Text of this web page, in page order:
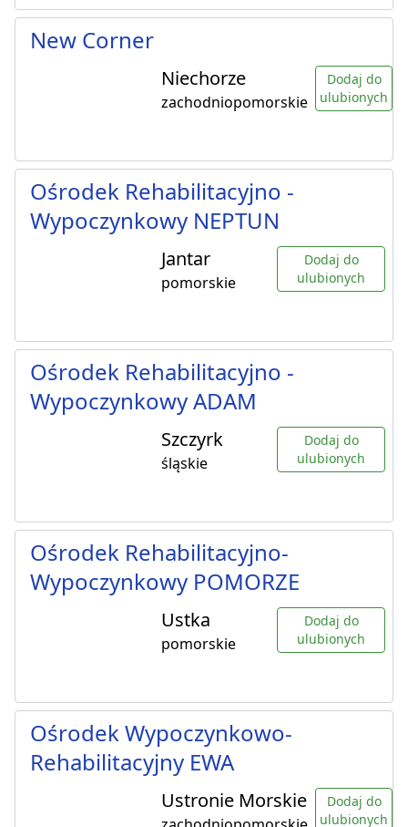
New Corner
Niechorze
zachodniopomorskie
Dodaj do
ulubionych
Ośrodek Rehabilitacyjno -
Wypoczynkowy NEPTUN
Jantar
pomorskie
Dodaj do
ulubionych
Ośrodek Rehabilitacyjno -
Wypoczynkowy ADAM
Szczyrk
śląskie
Dodaj do
ulubionych
Ośrodek Rehabilitacyjno-
Wypoczynkowy POMORZE
Ustka
pomorskie
Dodaj do
ulubionych
Ośrodek Wypoczynkowo-
Rehabilitacyjny EWA
Ustronie Morskie
Dodaj do
ulubionych